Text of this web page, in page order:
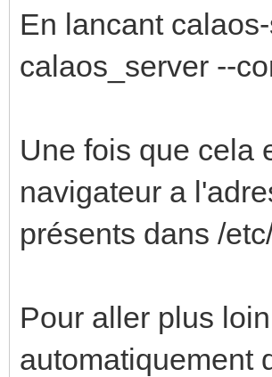
En lancant
calaos_server --
Une fois que cela
navigateur a
présents dans /
Pour aller plus
automatiquement